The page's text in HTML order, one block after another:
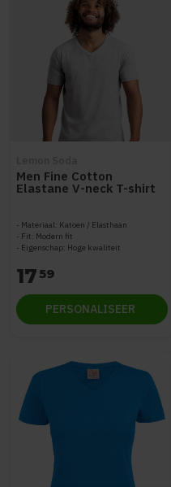
Men Fine Cotton
Elastane V-neck T-shirt
Materiaal: Katoen / Elasthaan
Fit: Modern fit
Eigenschap: Hoge kwaliteit
17 59
PERSONALISEER